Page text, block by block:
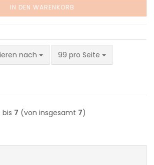
IN DEN WARENKORB
nach
nach 99 pro Seite
pro Seite
bis 7 (von insgesamt 7)